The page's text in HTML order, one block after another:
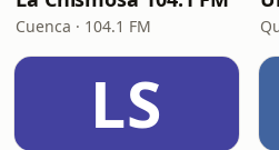
Cuenca · 104.1 FM
LS